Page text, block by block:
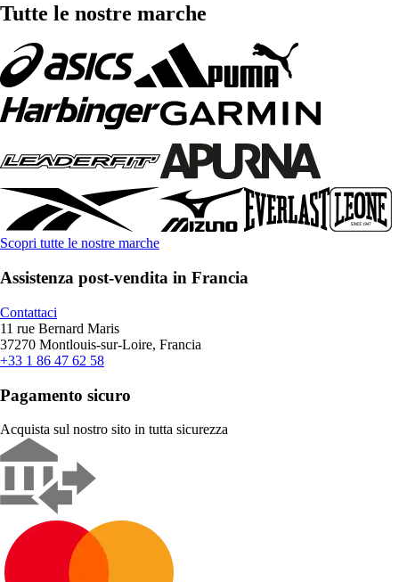
Tutte le nostre marche
Scopri tutte le nostre marche
Assistenza post-vendita in Francia
Contattaci
11 rue Bernard Maris
37270 Montlouis-sur-Loire, Francia
+33 1 86 47 62 58
Pagamento sicuro
Acquista sul nostro sito in tutta sicurezza